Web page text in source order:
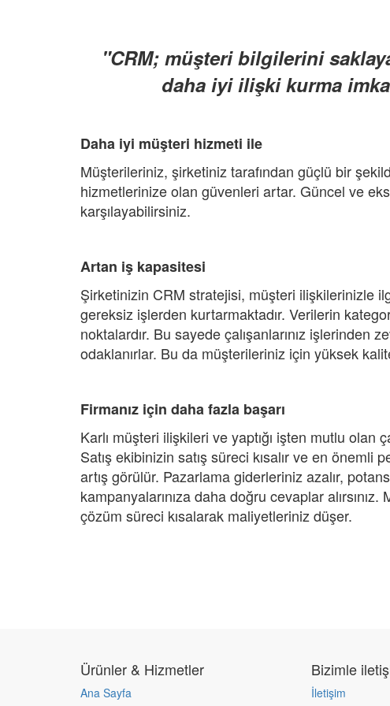
"CRM; müşteri bilgilerini
daha iyi ilişki kurma
Daha iyi müşteri hizmeti ile
Müşterileriniz, şirketiniz tarafından güçlü bir
hizmetlerinize olan güvenleri artar. Güncel ve
karşılayabilirsiniz.
Artan iş kapasitesi
Şirketinizin CRM stratejisi, müşteri ilişkilerinizle
gereksiz işlerden kurtarmaktadır. Verilerin
noktalardır. Bu sayede çalışanlarınız işlerinden
odaklanırlar. Bu da müşterileriniz için yüksek
Firmanız için daha fazla başarı
Karlı müşteri ilişkileri ve yaptığı işten mutlu olan
Satış ekibinizin satış süreci kısalır ve en
artış görülür. Pazarlama giderleriniz azalır,
kampanyalarınıza daha doğru cevaplar
çözüm süreci kısalarak maliyetleriniz düşer.
Ürünler & Hizmetler
Ana Sayfa
Bizimle
İletişim